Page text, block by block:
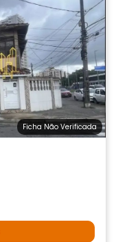
Ficha Não Verificada